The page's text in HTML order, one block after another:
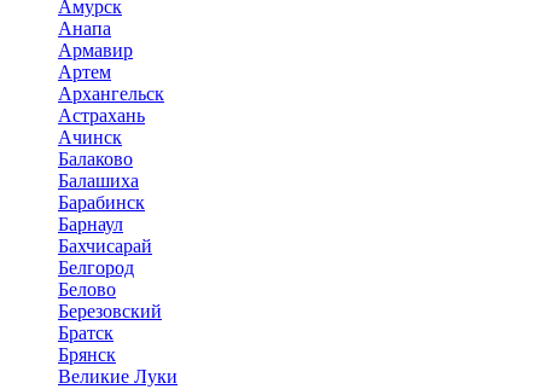
Амурск
Анапа
Армавир
Артем
Архангельск
Астрахань
Ачинск
Балаково
Балашиха
Барабинск
Барнаул
Бахчисарай
Белгород
Белово
Березовский
Братск
Брянск
Великие Луки